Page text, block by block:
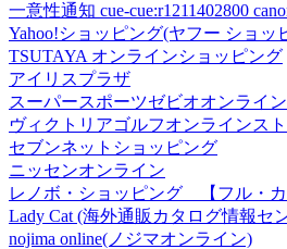
一意性通知 cue-cue:r1211402800
Yahoo!ショッピング(ヤフー ショッ
TSUTAYA オンラインショッピング
アイリスプラザ
スーパースポーツゼビオオンライ
ヴィクトリアゴルフオンラインス
セブンネットショッピング
ニッセンオンライン
レノボ・ショッピング 【フル・カ
Lady Cat (海外通販カタログ情報セ
nojima online(ノジマオンライン)